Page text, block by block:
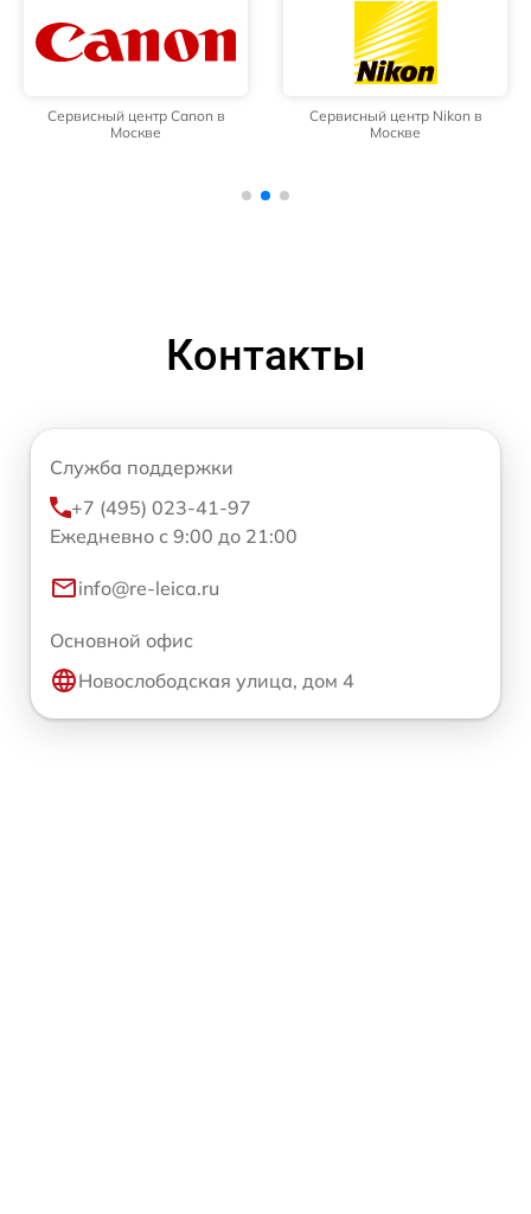
Сервисный центр Canon в
Москве
Сервисный центр Nikon в
Москве
Контакты
Служба поддержки
+7 (495) 023-41-97
Ежедневно с 9:00 до 21:00
info@re-leica.ru
Основной офис
Новослободская улица, дом 4